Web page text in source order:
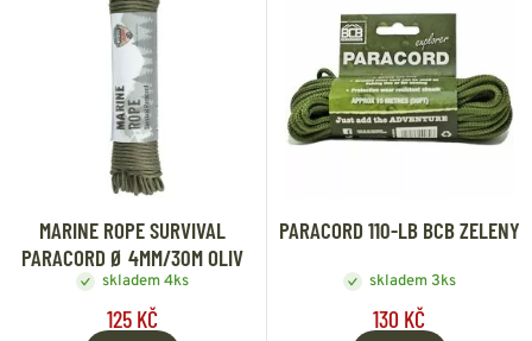
MARINE ROPE SURVIVAL
PARACORD Ø 4MM/30M OLIV
skladem 4ks
125 KČ
PARACORD 110-LB BCB ZELENY
skladem 3ks
130 KČ